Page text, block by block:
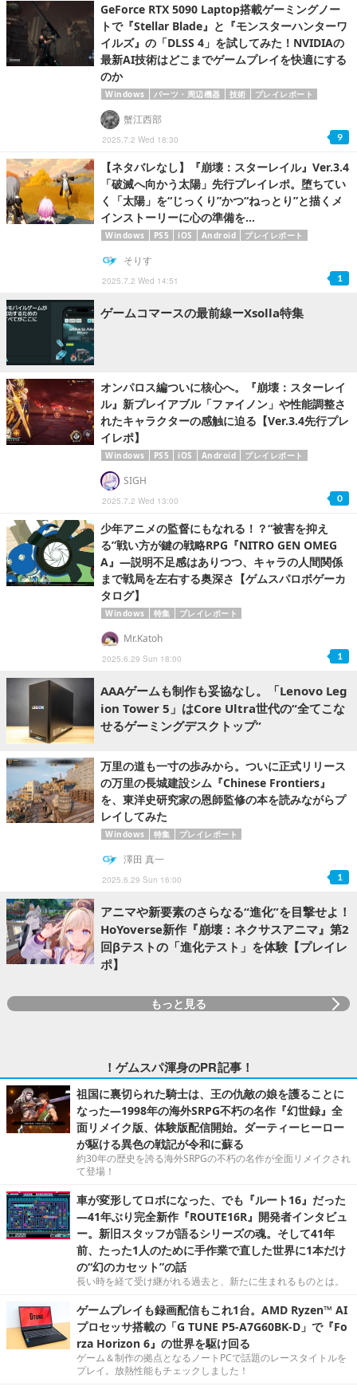
GeForce RTX 5090 Laptop搭載ゲーミングノー
トで『Stellar Blade』と『モンスターハンターワ
イルズ』の「DLSS 4」を試してみた！NVIDIAの
最新AI技術はどこまでゲームプレイを快適にする
のか
Windows パーツ・周辺機器 技術 プレイレポート
2025.7.2 Wed 18:30
蟹江西部
9
【ネタバレなし】『崩壊：スターレイル』Ver.3.4
「破滅へ向かう太陽」先行プレイレポ。堕ちてい
く「太陽」を“じっくり”かつ“ねっとり”と描くメ
インストーリーに心の準備を...
Windows PS5 iOS Android プレイレポート
2025.7.2 Wed 14:51
そりす
1
ゲームコマースの最前線ーXsolla特集
オンパロス編ついに核心へ。『崩壊：スターレイ
ル』新プレイアブル「ファイノン」や性能調整さ
れたキャラクターの感触に迫る【Ver.3.4先行プレ
イレポ】
Windows PS5 iOS Android プレイレポート
2025.7.2 Wed 13:00
SIGH
0
少年アニメの監督にもなれる！？“被害を抑え
る”戦い方が鍵の戦略RPG『NITRO GEN OMEG
A』―説明不足感はありつつ、キャラの人間関係
まで戦局を左右する奥深さ【ゲムスパロボゲーカ
タログ】
Windows 特集 プレイレポート
2025.6.29 Sun 18:00
Mr.Katoh
1
AAAゲームも制作も妥協なし。「Lenovo Leg
ion Tower 5」はCore Ultra世代の“全てこな
せるゲーミングデスクトップ”
万里の道も一寸の歩みから。ついに正式リリース
の万里の長城建設シム『Chinese Frontiers』
を、東洋史研究家の恩師監修の本を読みながらプ
レイしてみた
Windows 特集 プレイレポート
2025.6.29 Sun 16:00
澤田 真一
1
アニマや新要素のさらなる“進化”を目撃せよ！
HoYoverse新作『崩壊：ネクサスアニマ』第2
回βテストの「進化テスト」を体験【プレイレ
ポ】
もっと見る
！ゲムスパ渾身のPR記事！
祖国に裏切られた騎士は、王の仇敵の娘を護ることに
なった―1998年の海外SRPG不朽の名作『幻世録』全
面リメイク版、体験版配信開始。ダーティーヒーロー
が駆ける異色の戦記が令和に蘇る
約30年の歴史を誇る海外SRPGの不朽の名作が全面リメイクされ
て登場！
車が変形してロボになった、でも『ルート16』だった
―41年ぶり完全新作『ROUTE16R』開発者インタビュ
ー。新旧スタッフが語るシリーズの魂。そして41年
前、たった1人のために手作業で直した世界に1本だけ
の“幻のカセット”の話
長い時を経て受け継がれる過去と、新たに生まれるものとは。
ゲームプレイも録画配信もこれ1台。AMD Ryzen™ AI
プロセッサ搭載の「G TUNE P5-A7G60BK-D」で『Fo
rza Horizon 6』の世界を駆け回る
ゲーム＆制作の拠点となるノートPCで話題のレースタイトルを
プレイ。放熱性能もチェックしました！